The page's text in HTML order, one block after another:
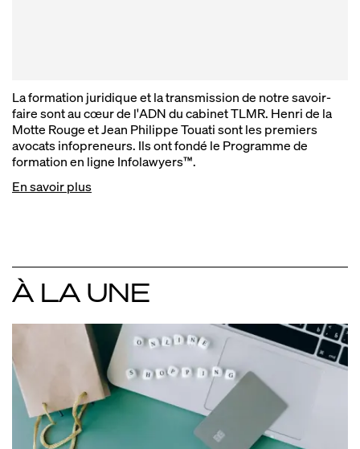
La formation juridique et la transmission de notre savoir-
faire sont au cœur de l'ADN du cabinet TLMR. Henri de la
Motte Rouge et Jean Philippe Touati sont les premiers
avocats infopreneurs. Ils ont fondé le Programme de
formation en ligne Infolawyers™.
En savoir plus
À LA UNE